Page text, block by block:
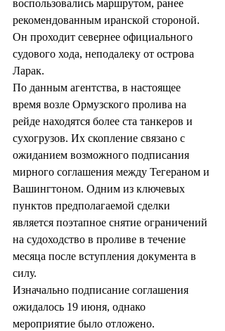
воспользовались маршрутом, ранее
рекомендованным иранской стороной.
Он проходит севернее официального
судового хода, неподалеку от острова
Ларак.
По данным агентства, в настоящее
время возле Ормузского пролива на
рейде находятся более ста танкеров и
сухогрузов. Их скопление связано с
ожиданием возможного подписания
мирного соглашения между Тегераном и
Вашингтоном. Одним из ключевых
пунктов предполагаемой сделки
является поэтапное снятие ограничений
на судоходство в проливе в течение
месяца после вступления документа в
силу.
Изначально подписание соглашения
ожидалось 19 июня, однако
мероприятие было отложено.